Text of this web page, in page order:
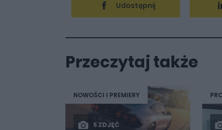
Udostępnij
Przeczytaj także
NOWOŚCI I PREMIERY
5 ZDJĘĆ